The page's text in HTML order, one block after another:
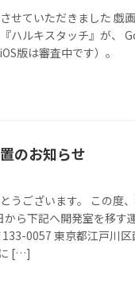
せていただきました 戯
ハルキスタッチ』が、
版は審査中です）。
のお知らせ
うございます。 この度
ら下記へ開発室を移す
133-0057 東京都江戸川
[…]